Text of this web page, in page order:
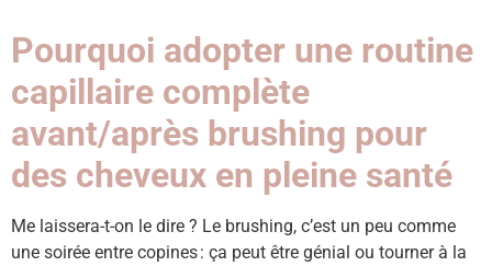
Pourquoi adopter une routine
capillaire complète
avant/après brushing pour
des cheveux en pleine santé
Me laissera-t-on le dire ? Le brushing, c’est un peu comme
une soirée entre copines : ça peut être génial ou tourner à la